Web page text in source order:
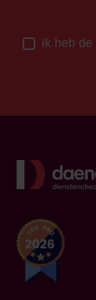
Ik heb de